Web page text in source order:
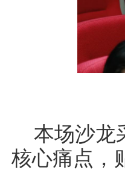
本场沙龙
核心痛点，